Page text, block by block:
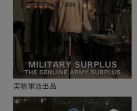
実物軍放出品